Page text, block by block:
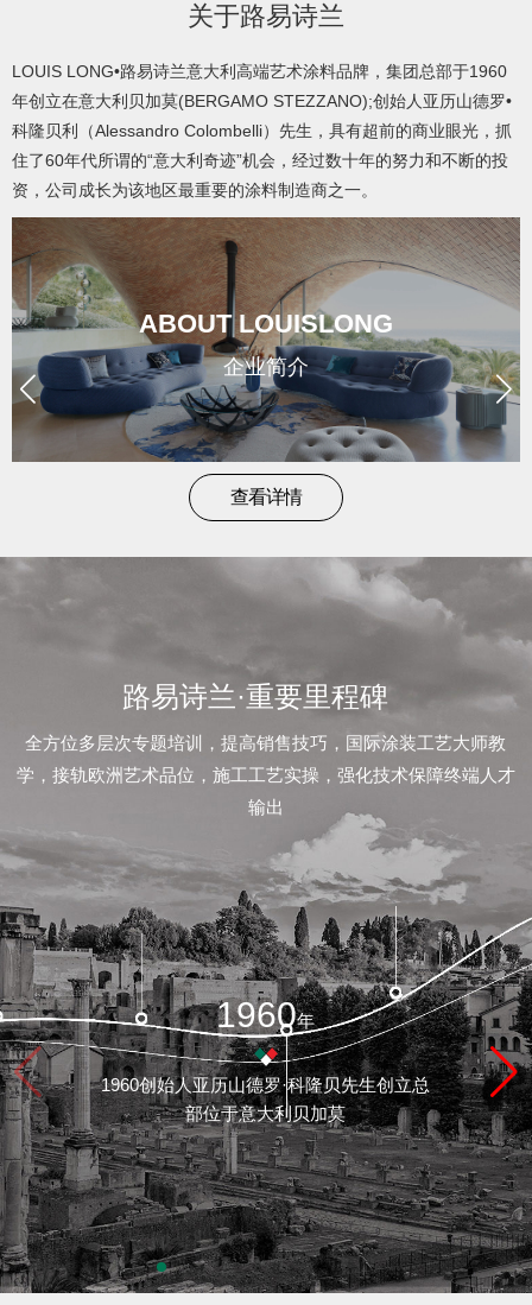
频
brand
形
contact
联
系
feedback/
质
保
关于路易诗兰
LOUIS LONG•路易诗兰意大利高端艺术涂料品牌，集团总部于1960
年创立在意大利贝加莫(BERGAMO STEZZANO);创始人亚历山德罗•
科隆贝利（Alessandro Colombelli）先生，具有超前的商业眼光，抓
住了60年代所谓的“意大利奇迹”机会，经过数十年的努力和不断的投
资，公司成长为该地区最重要的涂料制造商之一。
ABOUT LOUISLONG
企业简介
查看详情
路易诗兰·重要里程碑
全方位多层次专题培训，提高销售技巧，国际涂装工艺大师教
学，接轨欧洲艺术品位，施工工艺实操，强化技术保障终端人才
输出
1960年
1960创始人亚历山德罗·科隆贝先生创立总
部位于意大利贝加莫